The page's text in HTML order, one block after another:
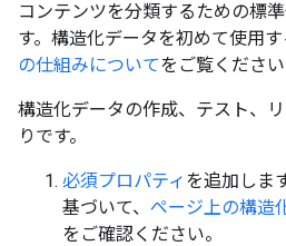
コンテンツを分類するための標
す。構造化データを初めて使用す
の仕組みについてをご覧ください
構造化データの作成、テスト、
りです。
必須プロパティ を追加しま
基づいて、 ページ上の構造
をご確認ください。